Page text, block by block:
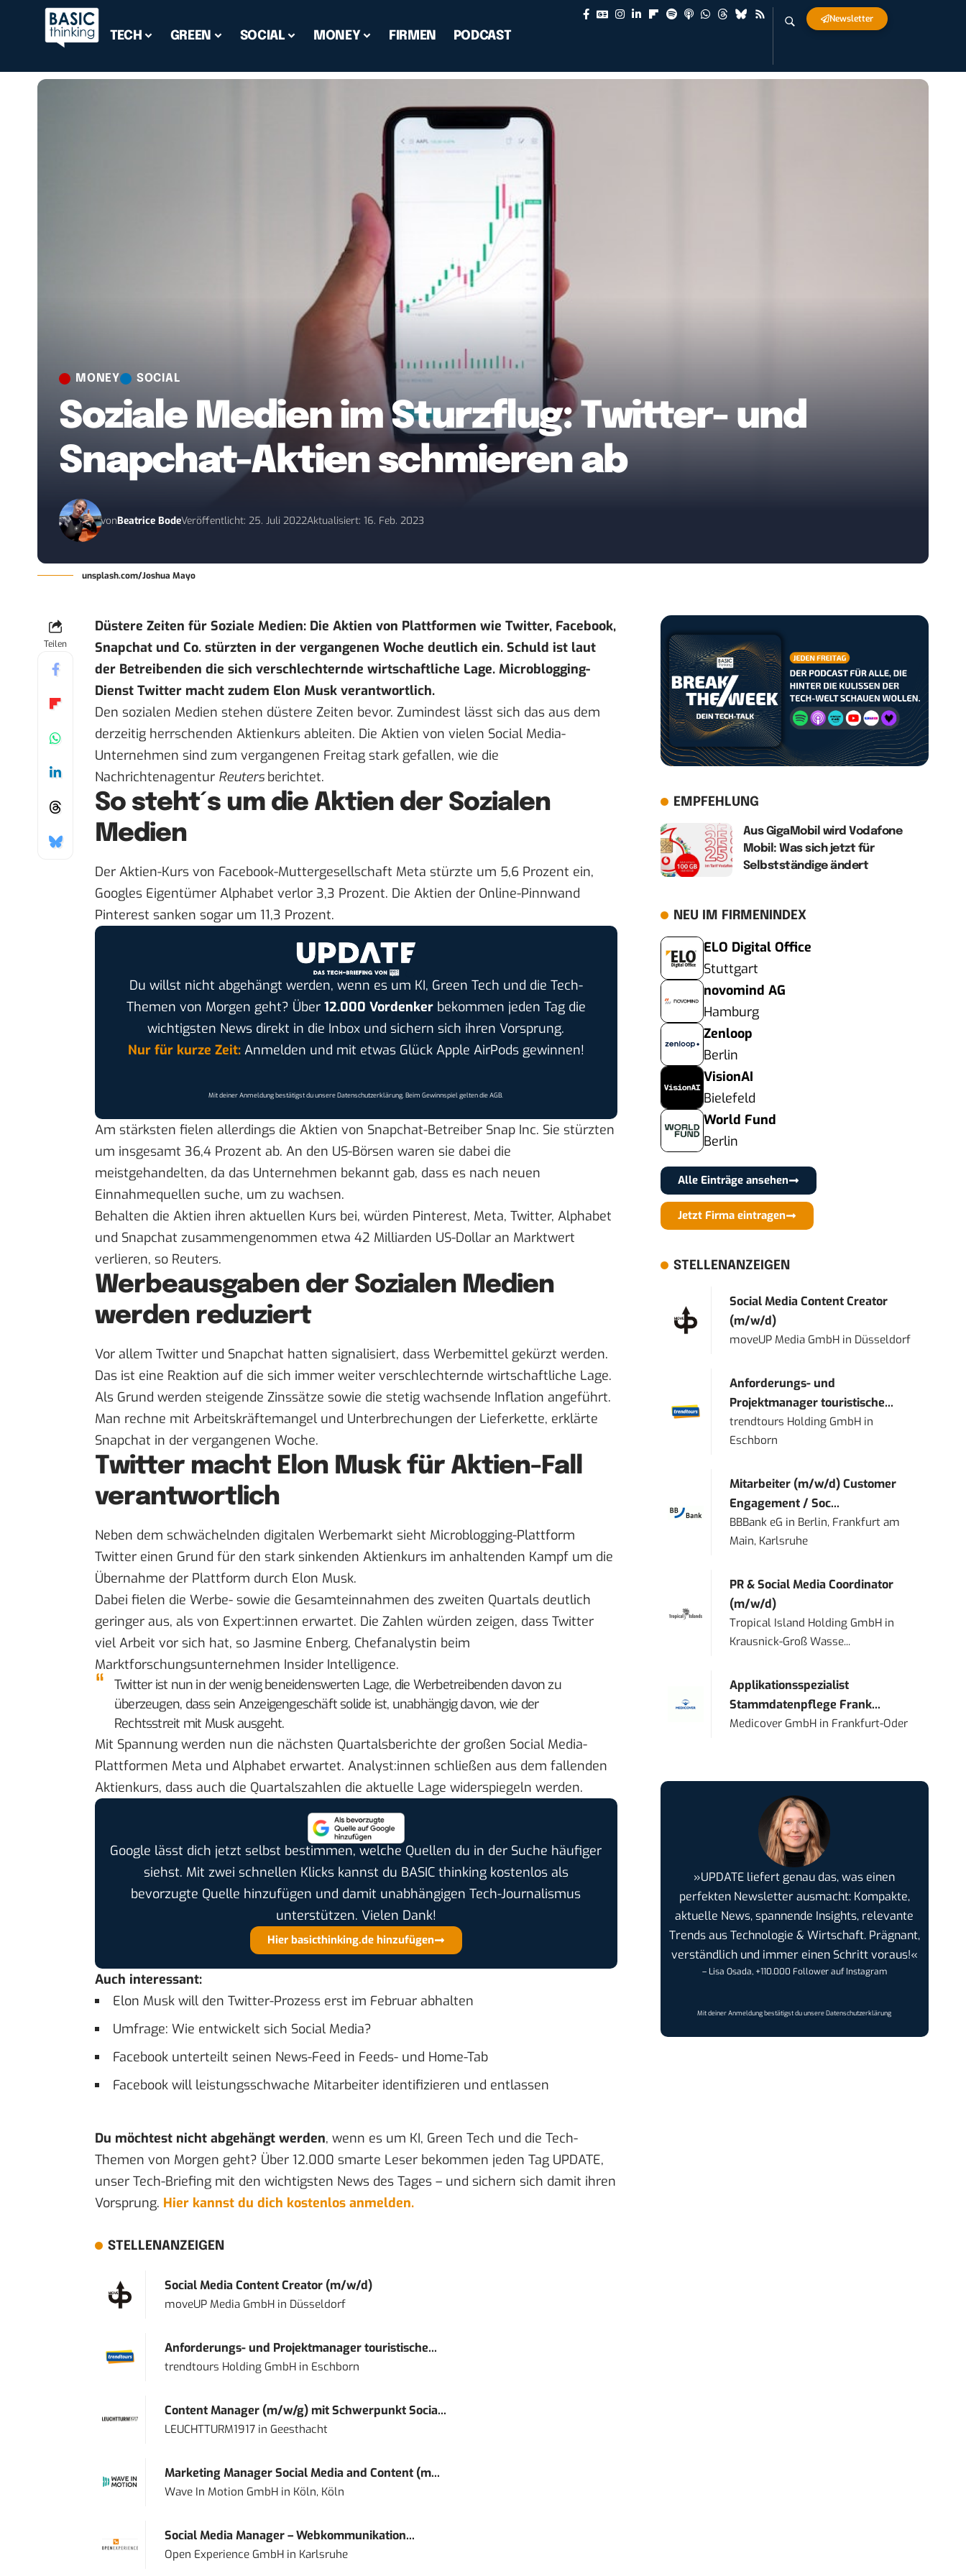
TECH GREEN SOCIAL MONEY FIRMEN PODCAST
Newsletter
MONEY SOCIAL
Soziale Medien im Sturzflug: Twitter- und
Snapchat-Aktien schmieren ab
vonBeatrice BodeVeröffentlicht: 25. Juli 2022Aktualisiert: 16. Feb. 2023
unsplash.com/Joshua Mayo
Teilen
Düstere Zeiten für Soziale Medien: Die Aktien von Plattformen wie Twitter, Facebook,
Snapchat und Co. stürzten in der vergangenen Woche deutlich ein. Schuld ist laut
der Betreibenden die sich verschlechternde wirtschaftliche Lage. Microblogging-
Dienst Twitter macht zudem Elon Musk verantwortlich.
Den sozialen Medien stehen düstere Zeiten bevor. Zumindest lässt sich das aus dem
derzeitig herrschenden Aktienkurs ableiten. Die Aktien von vielen Social Media-
Unternehmen sind zum vergangenen Freitag stark gefallen, wie die
Nachrichtenagentur Reuters berichtet.
So steht´s um die Aktien der Sozialen
Medien
Der Aktien-Kurs von Facebook-Muttergesellschaft Meta stürzte um 5,6 Prozent ein,
Googles Eigentümer Alphabet verlor 3,3 Prozent. Die Aktien der Online-Pinnwand
Pinterest sanken sogar um 11,3 Prozent.
Du willst nicht abgehängt werden, wenn es um KI, Green Tech und die Tech-
Themen von Morgen geht? Über 12.000 Vordenkerbekommen jeden Tag die
wichtigsten News direkt in die Inbox und sichern sich ihren Vorsprung.
Nur für kurze Zeit:Anmelden und mit etwas Glück Apple AirPods gewinnen!
Mit deiner Anmeldung bestätigst du unsereDatenschutzerklärung. Beim Gewinnspiel gelten dieAGB.
Am stärksten fielen allerdings die Aktien von Snapchat-Betreiber Snap Inc. Sie stürzten
um insgesamt 36,4 Prozent ab. An den US-Börsen waren sie dabei die
meistgehandelten, da das Unternehmen bekannt gab, dass es nach neuen
Einnahmequellen suche, um zu wachsen.
Behalten die Aktien ihren aktuellen Kurs bei, würden Pinterest, Meta, Twitter, Alphabet
und Snapchat zusammengenommen etwa 42 Milliarden US-Dollar an Marktwert
verlieren, so Reuters.
Werbeausgaben der Sozialen Medien
werden reduziert
Vor allem Twitter und Snapchat hatten signalisiert, dass Werbemittel gekürzt werden.
Das ist eine Reaktion auf die sich immer weiter verschlechternde wirtschaftliche Lage.
Als Grund werden steigende Zinssätze sowie die stetig wachsende Inflation angeführt.
Man rechne mit Arbeitskräftemangel und Unterbrechungen der Lieferkette, erklärte
Snapchat in der vergangenen Woche.
Twitter macht Elon Musk für Aktien-Fall
verantwortlich
Neben dem schwächelnden digitalen Werbemarkt sieht Microblogging-Plattform
Twitter einen Grund für den stark sinkenden Aktienkurs im anhaltenden Kampf um die
Übernahme der Plattform durch Elon Musk.
Dabei fielen die Werbe- sowie die Gesamteinnahmen des zweiten Quartals deutlich
geringer aus, als von Expert:innen erwartet. Die Zahlen würden zeigen, dass Twitter
viel Arbeit vor sich hat, so Jasmine Enberg, Chefanalystin beim
Marktforschungsunternehmen Insider Intelligence.
Twitter ist nun in der wenig beneidenswerten Lage, die Werbetreibenden davon zu
überzeugen, dass sein Anzeigengeschäft solide ist, unabhängig davon, wie der
Rechtsstreit mit Musk ausgeht.
Mit Spannung werden nun die nächsten Quartalsberichte der großen Social Media-
Plattformen Meta und Alphabet erwartet. Analyst:innen schließen aus dem fallenden
Aktienkurs, dass auch die Quartalszahlen die aktuelle Lage widerspiegeln werden.
Google lässt dich jetzt selbst bestimmen, welche Quellen du in der Suche häufiger
siehst. Mit zwei schnellen Klicks kannst du BASIC thinking kostenlos als
bevorzugte Quelle hinzufügen und damit unabhängigen Tech-Journalismus
unterstützen. Vielen Dank!
Hier basicthinking.de hinzufügen
Auch interessant:
Elon Musk will den Twitter-Prozess erst im Februar abhalten
Umfrage: Wie entwickelt sich Social Media?
Facebook unterteilt seinen News-Feed in Feeds- und Home-Tab
Facebook will leistungsschwache Mitarbeiter identifizieren und entlassen
Du möchtest nicht abgehängt werden, wenn es um KI, Green Tech und die Tech-
Themen von Morgen geht? Über 12.000 smarte Leser bekommen jeden Tag UPDATE,
unser Tech-Briefing mit den wichtigsten News des Tages – und sichern sich damit ihren
Vorsprung. Hier kannst du dich kostenlos anmelden.
STELLENANZEIGEN
Social Media Content Creator (m/w/d)
moveUP Media GmbHin Düsseldorf
Anforderungs- und Projektmanager touristische...
trendtours Holding GmbHin Eschborn
Content Manager (m/w/g) mit Schwerpunkt Socia...
LEUCHTTURM1917in Geesthacht
Marketing Manager Social Media and Content (m...
Wave In Motion GmbHin Köln, Köln
Social Media Manager – Webkommunikation...
Open Experience GmbHin Karlsruhe
EMPFEHLUNG
Aus GigaMobil wird Vodafone
Mobil: Was sich jetzt für
Selbstständige ändert
NEU IM FIRMENINDEX
ELO Digital Office
Stuttgart
novomind AG
Hamburg
Zenloop
Berlin
VisionAI
Bielefeld
World Fund
Berlin
Alle Einträge ansehen
Jetzt Firma eintragen
STELLENANZEIGEN
Social Media Content Creator
(m/w/d)
moveUP Media GmbH in Düsseldorf
Anforderungs- und
Projektmanager touristische...
trendtours Holding GmbH in
Eschborn
Mitarbeiter (m/w/d) Customer
Engagement / Soc...
BBBank eG in Berlin, Frankfurt am
Main, Karlsruhe
PR & Social Media Coordinator
(m/w/d)
Tropical Island Holding GmbH in
Krausnick-Groß Wasse...
Applikationsspezialist
Stammdatenpflege Frank...
Medicover GmbH in Frankfurt-Oder
»UPDATE liefert genau das, was einen
perfekten Newsletter ausmacht: Kompakte,
aktuelle News, spannende Insights, relevante
Trends aus Technologie & Wirtschaft. Prägnant,
verständlich und immer einen Schritt voraus!«
– Lisa Osada, +110.000 Follower auf Instagram
Mit deiner Anmeldung bestätigst du unsereDatenschutzerklärung